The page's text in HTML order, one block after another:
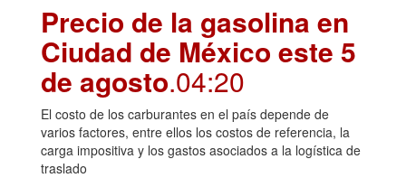
Precio de la gasolina en
Ciudad de México este 5
de agosto.04:20
El costo de los carburantes en el país depende de
varios factores, entre ellos los costos de referencia, la
carga impositiva y los gastos asociados a la logística de
traslado